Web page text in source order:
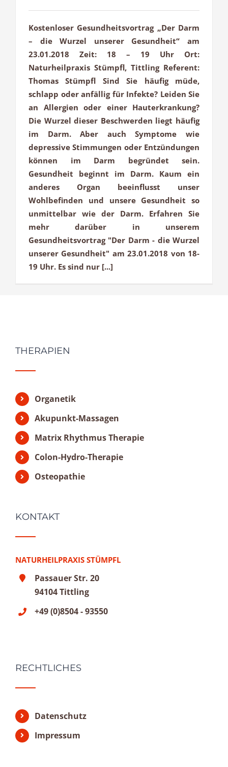
Kostenloser Gesundheitsvortrag „Der Darm
– die Wurzel unserer Gesundheit“ am
23.01.2018 Zeit: 18 – 19 Uhr Ort:
Naturheilpraxis Stümpfl, Tittling Referent:
Thomas Stümpfl Sind Sie häufig müde,
schlapp oder anfällig für Infekte? Leiden Sie
an Allergien oder einer Hauterkrankung?
Die Wurzel dieser Beschwerden liegt häufig
im Darm. Aber auch Symptome wie
depressive Stimmungen oder Entzündungen
können im Darm begründet sein.
Gesundheit beginnt im Darm. Kaum ein
anderes Organ beeinflusst unser
Wohlbefinden und unsere Gesundheit so
unmittelbar wie der Darm. Erfahren Sie
mehr darüber in unserem
Gesundheitsvortrag "Der Darm - die Wurzel
unserer Gesundheit" am 23.01.2018 von 18-
19 Uhr. Es sind nur [...]
THERAPIEN
Organetik
Akupunkt-Massagen
Matrix Rhythmus Therapie
Colon-Hydro-Therapie
Osteopathie
KONTAKT
NATURHEILPRAXIS STÜMPFL
Passauer Str. 20
94104 Tittling
+49 (0)8504 - 93550
RECHTLICHES
Datenschutz
Impressum